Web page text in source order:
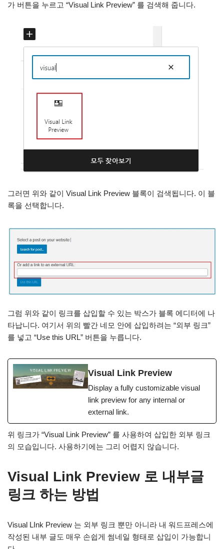
가 버튼을 누르고 “Visual Link Preview” 를 검색해 줍니다.
그러면 위와 같이 Visual Link Preview 블록이 검색됩니다. 이 블
록을 선택합니다.
그럼 위와 같이 링크를 삽입할 수 있는 박스가 블록 에디터에 나
타납니다. 여기서 위의 빨간 네모 안에 삽입하려는 “외부 링크”
를 넣고 “Use this URL” 버튼을 누릅니다.
Visual Link Preview
Display a fully customizable visual
link preview for any internal or
external link.
위 링크가 “Visual Link Preview” 를 사용하여 삽입한 외부 링크
의 모습입니다. 사용하기에는 그리 어렵지 않습니다.
Visual Link Preview 로 내부글
링크 하는 방법
Visual LInk Preview 는 외부 링크 뿐만 아니라 내 워드프레스에
작성된 내부 글도 매우 손쉽게 썸네일 형태로 삽입이 가능합니